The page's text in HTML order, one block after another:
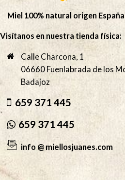
Miel 100% natural origen España
Visítanos en nuestra tienda física:
Calle Charcona, 1
06660 Fuenlabrada de los
Badajoz
659 371 445
659 371 445
info @ miellosjuanes.com